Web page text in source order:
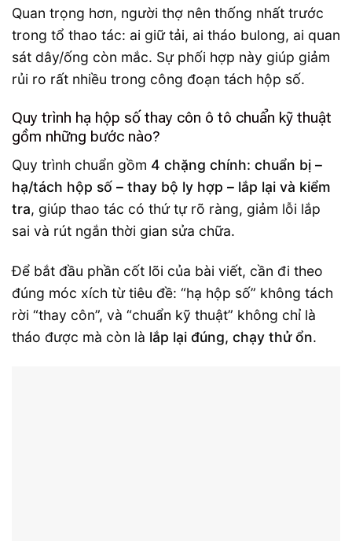
Quan trọng hơn, người thợ nên thống nhất trước
trong tổ thao tác: ai giữ tải, ai tháo bulong, ai quan
sát dây/ống còn mắc. Sự phối hợp này giúp giảm
rủi ro rất nhiều trong công đoạn tách hộp số.
Quy trình hạ hộp số thay côn ô tô chuẩn kỹ thuật
gồm những bước nào?
Quy trình chuẩn gồm 4 chặng chính: chuẩn bị –
hạ/tách hộp số – thay bộ ly hợp – lắp lại và kiểm
tra, giúp thao tác có thứ tự rõ ràng, giảm lỗi lắp
sai và rút ngắn thời gian sửa chữa.
Để bắt đầu phần cốt lõi của bài viết, cần đi theo
đúng móc xích từ tiêu đề: “hạ hộp số” không tách
rời “thay côn”, và “chuẩn kỹ thuật” không chỉ là
tháo được mà còn là lắp lại đúng, chạy thử ổn.